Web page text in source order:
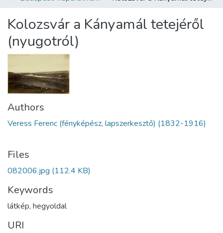
Statistics
About us
Kolozsvár a Kányamál tetejéről
(nyugotról)
Authors
Veress Ferenc (fényképész, lapszerkesztő) (1832-1916)
Files
082006.jpg (112.4 KB)
Keywords
látkép, hegyoldal
URI